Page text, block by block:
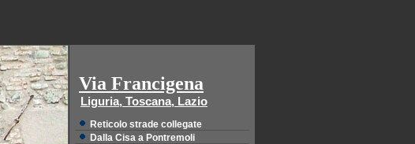
Via Francigena
Liguria, Toscana, Lazio
Reticolo strade collegate
Dalla Cisa a Pontremoli